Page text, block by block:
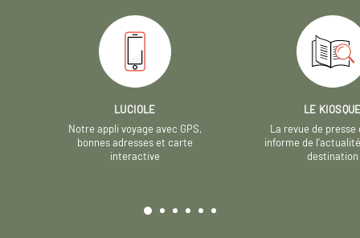
LUCIOLE
Notre appli voyage avec GPS,
bonnes adresses et carte
interactive
LE
La revue de presse
informe de
destination